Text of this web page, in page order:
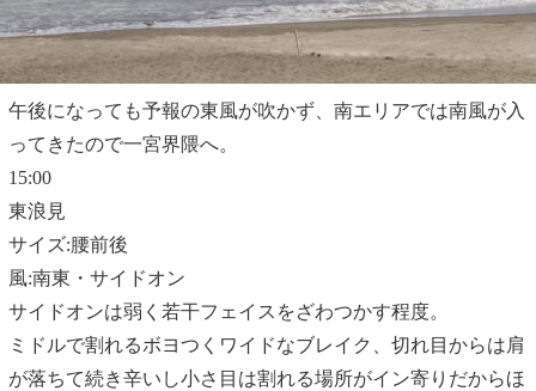
午後になっても予報の東風が吹かず、南エリアでは南風が入
ってきたので一宮界隈へ。
15:00
東浪見
サイズ:腰前後
風:南東・サイドオン
サイドオンは弱く若干フェイスをざわつかす程度。
ミドルで割れるボヨつくワイドなブレイク、切れ目からは肩
が落ちて続き辛いし小さ目は割れる場所がイン寄りだからほ